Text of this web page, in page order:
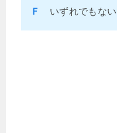
Ｆ
いずれでもない